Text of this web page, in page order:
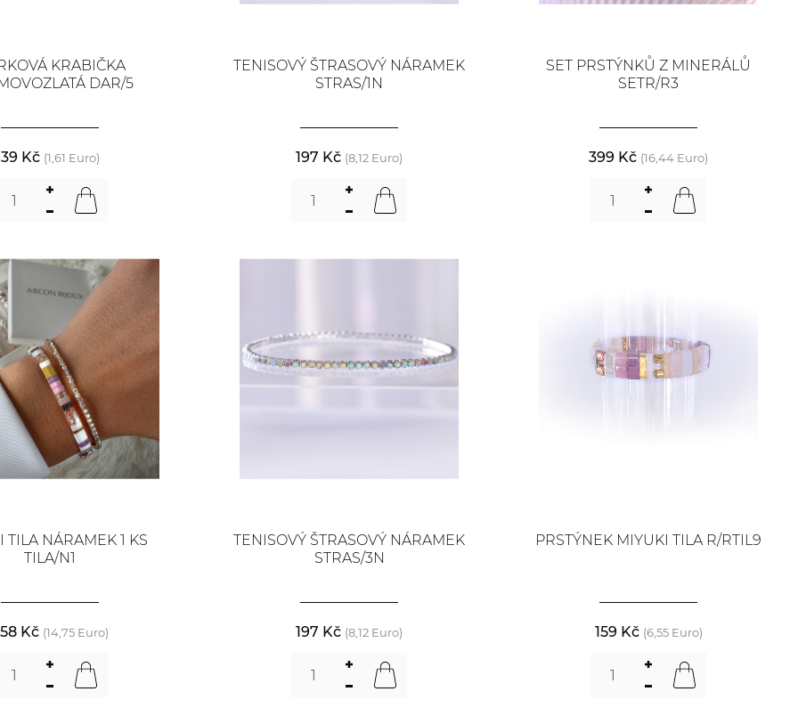
KRABIČKA
DAR/5
39 Kč (1,61 Euro)
TENISOVÝ ŠTRASOVÝ NÁRAMEK
STRAS/1N
197 Kč (8,12 Euro)
SET PRSTÝNKŮ Z MINERÁLŮ
SETR/R3
399 Kč (16,44 Euro)
TILA NÁRAMEK 1 KS
TILA/N1
Kč (14,75 Euro)
TENISOVÝ ŠTRASOVÝ NÁRAMEK
STRAS/3N
197 Kč (8,12 Euro)
PRSTÝNEK MIYUKI TILA R/RTIL9
159 Kč (6,55 Euro)